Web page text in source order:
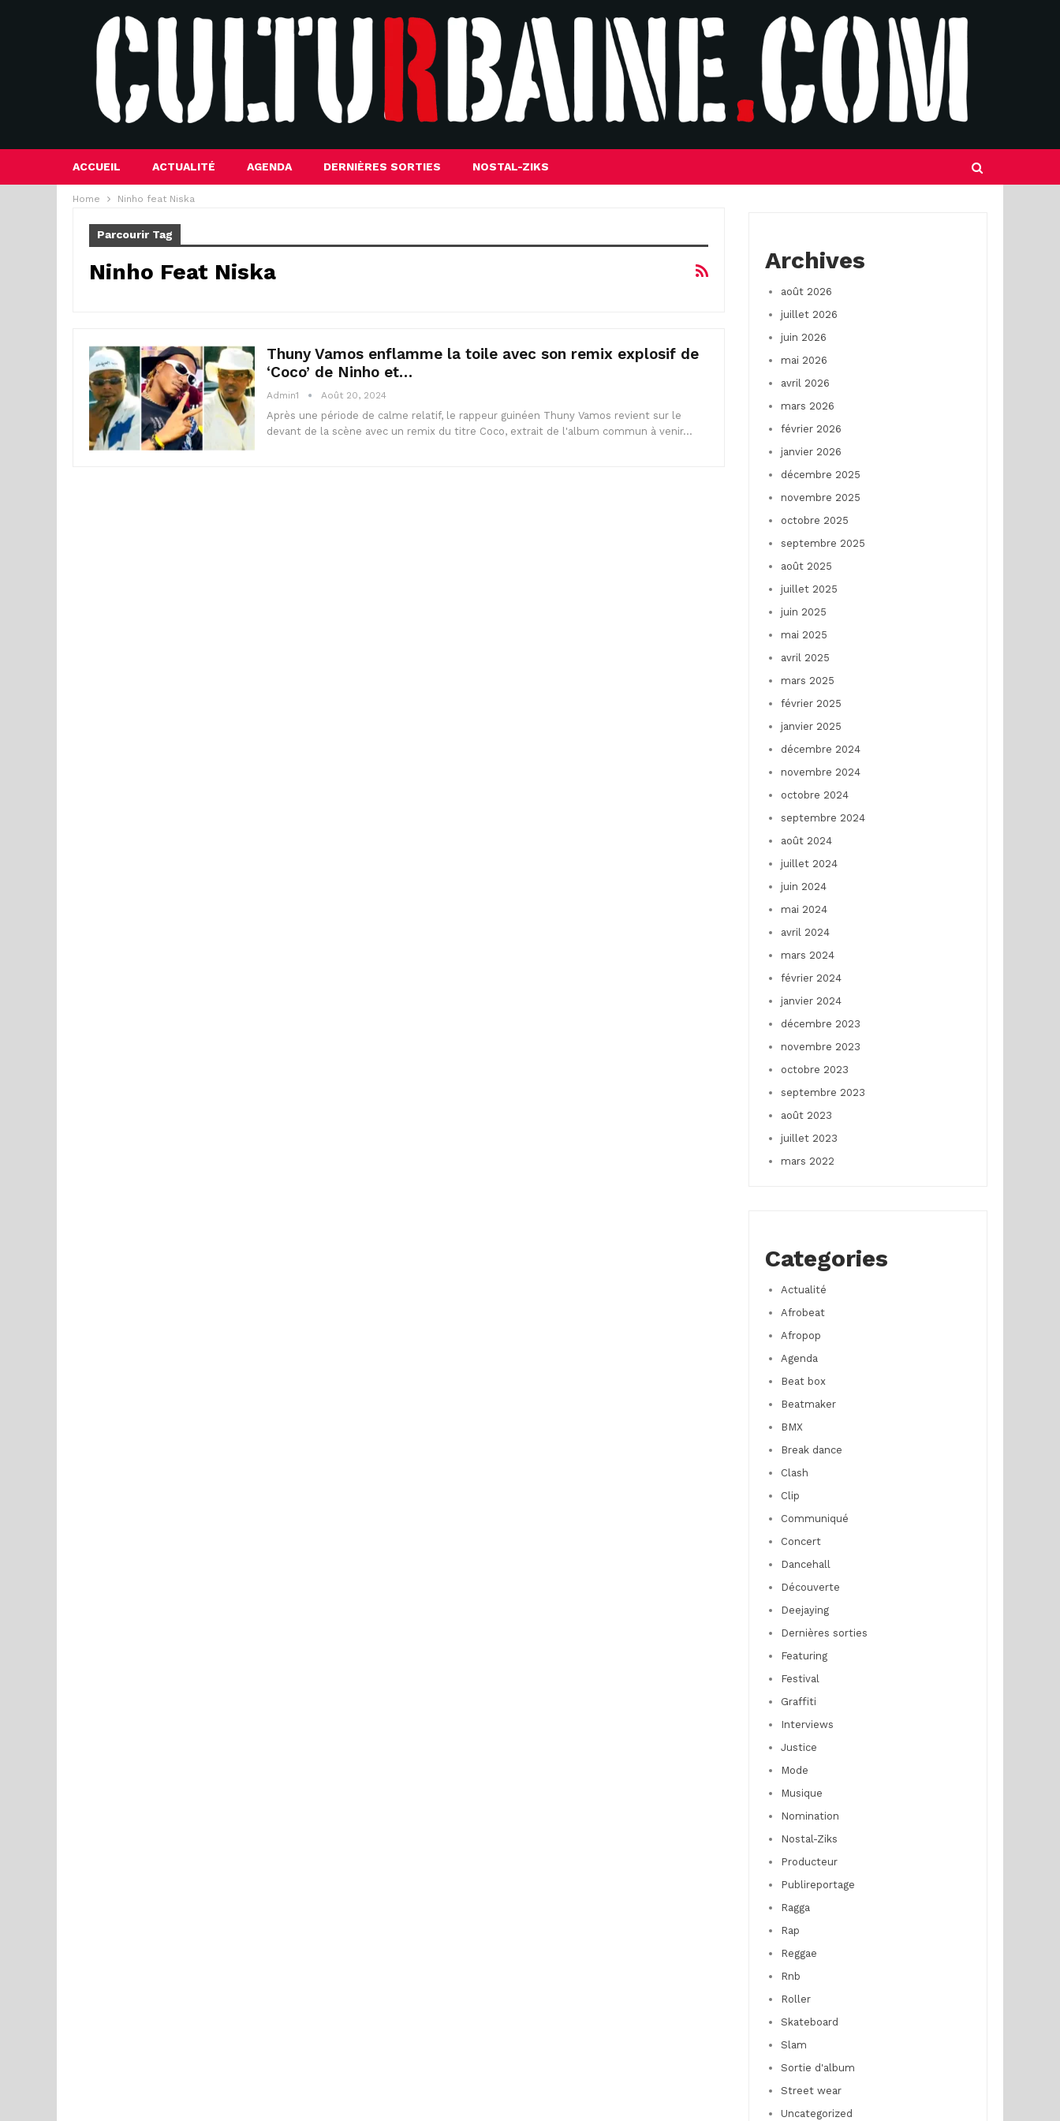
ACCUEIL ACTUALITÉ AGENDA DERNIÈRES SORTIES NOSTAL-ZIKS
Home Ninho feat Niska
Parcourir Tag
Ninho Feat Niska
Thuny Vamos enflamme la toile avec son remix explosif de
‘Coco’ de Ninho et…
Admin1 Août 20, 2024
Après une période de calme relatif, le rappeur guinéen Thuny Vamos revient sur le
devant de la scène avec un remix du titre Coco, extrait de l'album commun à venir…
Archives
août 2026
juillet 2026
juin 2026
mai 2026
avril 2026
mars 2026
février 2026
janvier 2026
décembre 2025
novembre 2025
octobre 2025
septembre 2025
août 2025
juillet 2025
juin 2025
mai 2025
avril 2025
mars 2025
février 2025
janvier 2025
décembre 2024
novembre 2024
octobre 2024
septembre 2024
août 2024
juillet 2024
juin 2024
mai 2024
avril 2024
mars 2024
février 2024
janvier 2024
décembre 2023
novembre 2023
octobre 2023
septembre 2023
août 2023
juillet 2023
mars 2022
Categories
Actualité
Afrobeat
Afropop
Agenda
Beat box
Beatmaker
BMX
Break dance
Clash
Clip
Communiqué
Concert
Dancehall
Découverte
Deejaying
Dernières sorties
Featuring
Festival
Graffiti
Interviews
Justice
Mode
Musique
Nomination
Nostal-Ziks
Producteur
Publireportage
Ragga
Rap
Reggae
Rnb
Roller
Skateboard
Slam
Sortie d'album
Street wear
Uncategorized